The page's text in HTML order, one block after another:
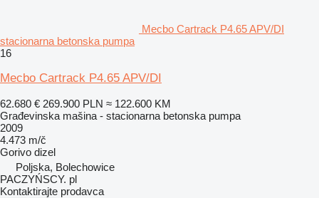
Mecbo Cartrack P4.65 APV/DI
stacionarna betonska pumpa
16
Mecbo Cartrack P4.65 APV/DI
62.680 € 269.900 PLN ≈ 122.600 KM
Građevinska mašina - stacionarna betonska pumpa
2009
4.473 m/č
Gorivo dizel
Poljska, Bolechowice
PACZYŃSCY. pl
Kontaktirajte prodavca